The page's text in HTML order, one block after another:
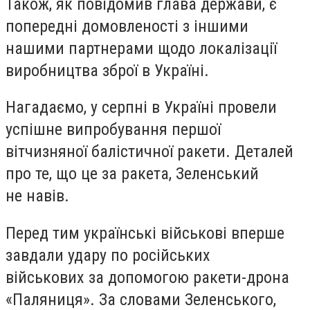
Також, як повідомив глава держави, є
попередні домовленості з іншими
нашими партнерами щодо локалізації
виробництва зброї в Україні.
Нагадаємо, у серпні в Україні провели
успішне випробування першої
вітчизняної балістичної ракети. Деталей
про те, що це за ракета, Зеленський
не навів.
Перед тим українські військові вперше
завдали удару по російських
військових за допомогою ракети-дрона
«Паляниця». За словами Зеленського,